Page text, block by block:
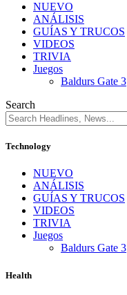
NUEVO
ANÁLISIS
GUÍAS Y TRUCOS
VIDEOS
TRIVIA
Juegos
Baldurs Gate 3
Search
Technology
NUEVO
ANÁLISIS
GUÍAS Y TRUCOS
VIDEOS
TRIVIA
Juegos
Baldurs Gate 3
Health